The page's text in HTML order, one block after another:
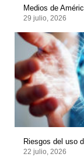
Medios de
29 julio, 2026
Riesgos del uso
22 julio, 2026